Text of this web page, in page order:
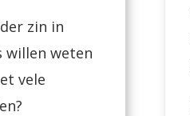
zin in
willen weten
vele